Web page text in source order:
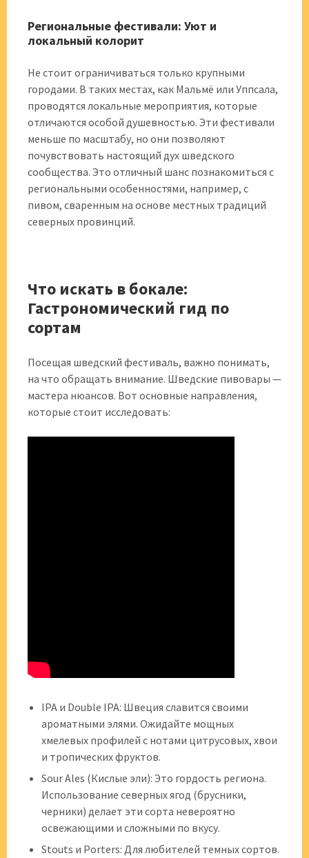
Региональные фестивали: Уют и
локальный колорит
Не стоит ограничиваться только крупными
городами. В таких местах, как Мальмё или Уппсала,
проводятся локальные мероприятия, которые
отличаются особой душевностью. Эти фестивали
меньше по масштабу, но они позволяют
почувствовать настоящий дух шведского
сообщества. Это отличный шанс познакомиться с
региональными особенностями, например, с
пивом, сваренным на основе местных традиций
северных провинций.
Что искать в бокале:
Гастрономический гид по
сортам
Посещая шведский фестиваль, важно понимать,
на что обращать внимание. Шведские пивовары —
мастера нюансов. Вот основные направления,
которые стоит исследовать:
IPA и Double IPA: Швеция славится своими
ароматными элями. Ожидайте мощных
хмелевых профилей с нотами цитрусовых, хвои
и тропических фруктов.
Sour Ales (Кислые эли): Это гордость региона.
Использование северных ягод (брусники,
черники) делает эти сорта невероятно
освежающими и сложными по вкусу.
Stouts и Porters: Для любителей темных сортов.